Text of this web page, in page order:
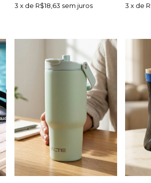
3 x de R$18,63 sem juros 3 x de